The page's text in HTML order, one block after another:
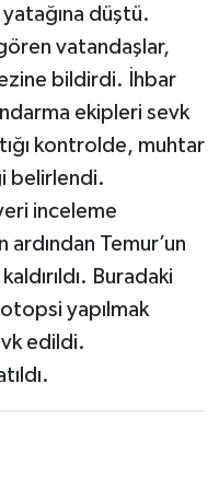
düştü.
gören vatandaşlar,
bildirdi. İhbar
ekipleri sevk
kontrolde, muhtar
belirlendi.
inceleme
ardından Temur’un
Buradaki
yapılmak
edildi.